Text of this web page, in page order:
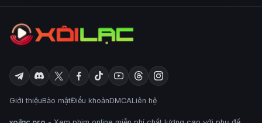
Giới thiệuBảo mậtĐiều khoảnDMCALiên hệ